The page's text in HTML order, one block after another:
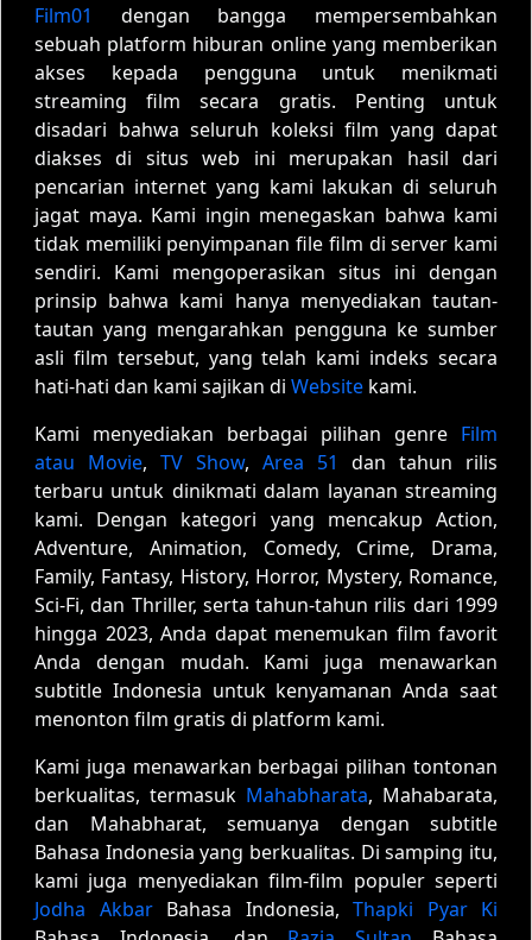
Film01
dengan bangga mempersembahkan
sebuah platform hiburan online yang memberikan
akses kepada pengguna untuk menikmati
streaming film secara gratis. Penting untuk
disadari bahwa seluruh koleksi film yang dapat
diakses di situs web ini merupakan hasil dari
pencarian internet yang kami lakukan di seluruh
jagat maya. Kami ingin menegaskan bahwa kami
tidak memiliki penyimpanan file film di server kami
sendiri. Kami mengoperasikan situs ini dengan
prinsip bahwa kami hanya menyediakan tautan-
tautan yang mengarahkan pengguna ke sumber
asli film tersebut, yang telah kami indeks secara
hati-hati dan kami sajikan di Website kami.
Kami menyediakan berbagai pilihan genre Film
atau Movie, TV Show, Area 51
dan tahun rilis
terbaru untuk dinikmati dalam layanan streaming
kami. Dengan kategori yang mencakup Action,
Adventure, Animation, Comedy, Crime, Drama,
Family, Fantasy, History, Horror, Mystery, Romance,
Sci-Fi, dan Thriller, serta tahun-tahun rilis dari 1999
hingga 2023, Anda dapat menemukan film favorit
Anda dengan mudah. Kami juga menawarkan
subtitle Indonesia untuk kenyamanan Anda saat
menonton film gratis di platform kami.
Kami juga menawarkan berbagai pilihan tontonan
berkualitas, termasuk Mahabharata, Mahabarata,
dan Mahabharat, semuanya dengan subtitle
Bahasa Indonesia yang berkualitas. Di samping itu,
kami juga menyediakan film-film populer seperti
Jodha AkbarBahasa Indonesia, Thapki Pyar Ki